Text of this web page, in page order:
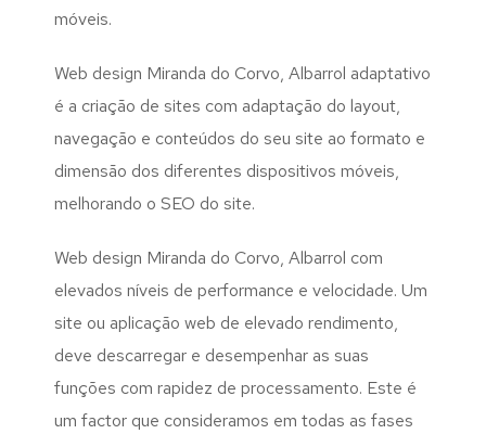
móveis.
Web design Miranda do Corvo, Albarrol adaptativo
é a criação de sites com adaptação do layout,
navegação e conteúdos do seu site ao formato e
dimensão dos diferentes dispositivos móveis,
melhorando o SEO do site.
Web design Miranda do Corvo, Albarrol com
elevados níveis de performance e velocidade. Um
site ou aplicação web de elevado rendimento,
deve descarregar e desempenhar as suas
funções com rapidez de processamento. Este é
um factor que consideramos em todas as fases